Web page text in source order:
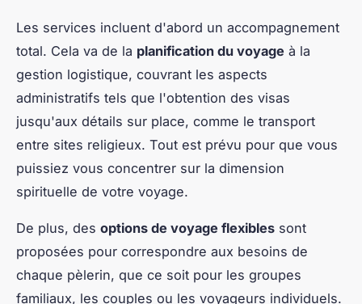
Les services incluent d'abord un accompagnement
total. Cela va de la planification du voyage à la
gestion logistique, couvrant les aspects
administratifs tels que l'obtention des visas
jusqu'aux détails sur place, comme le transport
entre sites religieux. Tout est prévu pour que vous
puissiez vous concentrer sur la dimension
spirituelle de votre voyage.
De plus, des options de voyage flexibles sont
proposées pour correspondre aux besoins de
chaque pèlerin, que ce soit pour les groupes
familiaux, les couples ou les voyageurs individuels.